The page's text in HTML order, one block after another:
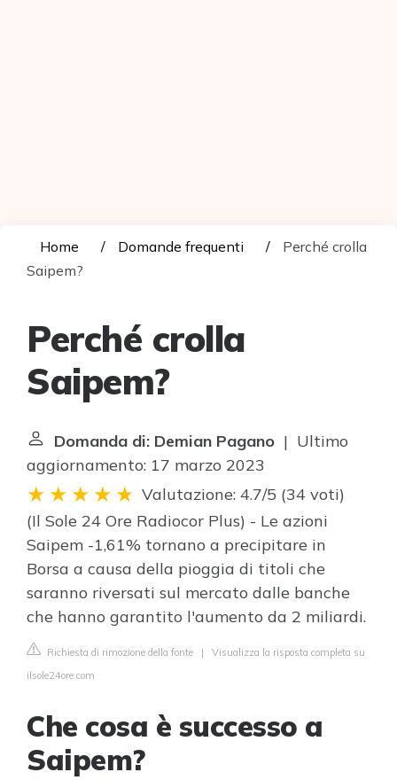
Home Domande frequenti
Perché crolla
Saipem?
Perché crolla
Saipem?
Domanda di: Demian Pagano | Ultimo
aggiornamento: 17 marzo 2023
Valutazione: 4.7/5 (34 voti)
(Il Sole 24 Ore Radiocor Plus) - Le azioni
Saipem -1,61% tornano a precipitare in
Borsa a causa della pioggia di titoli che
saranno riversati sul mercato dalle banche
che hanno garantito l'aumento da 2 miliardi.
Richiesta di rimozione della fonte | Visualizza la risposta completa su
ilsole24ore.com
Che cosa è successo a
Saipem?